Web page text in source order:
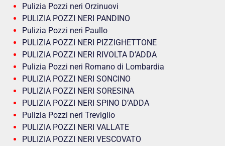
Pulizia Pozzi neri Orzinuovi
PULIZIA POZZI NERI PANDINO
Pulizia Pozzi neri Paullo
PULIZIA POZZI NERI PIZZIGHETTONE
PULIZIA POZZI NERI RIVOLTA D’ADDA
Pulizia Pozzi neri Romano di Lombardia
PULIZIA POZZI NERI SONCINO
PULIZIA POZZI NERI SORESINA
PULIZIA POZZI NERI SPINO D’ADDA
Pulizia Pozzi neri Treviglio
PULIZIA POZZI NERI VALLATE
PULIZIA POZZI NERI VESCOVATO